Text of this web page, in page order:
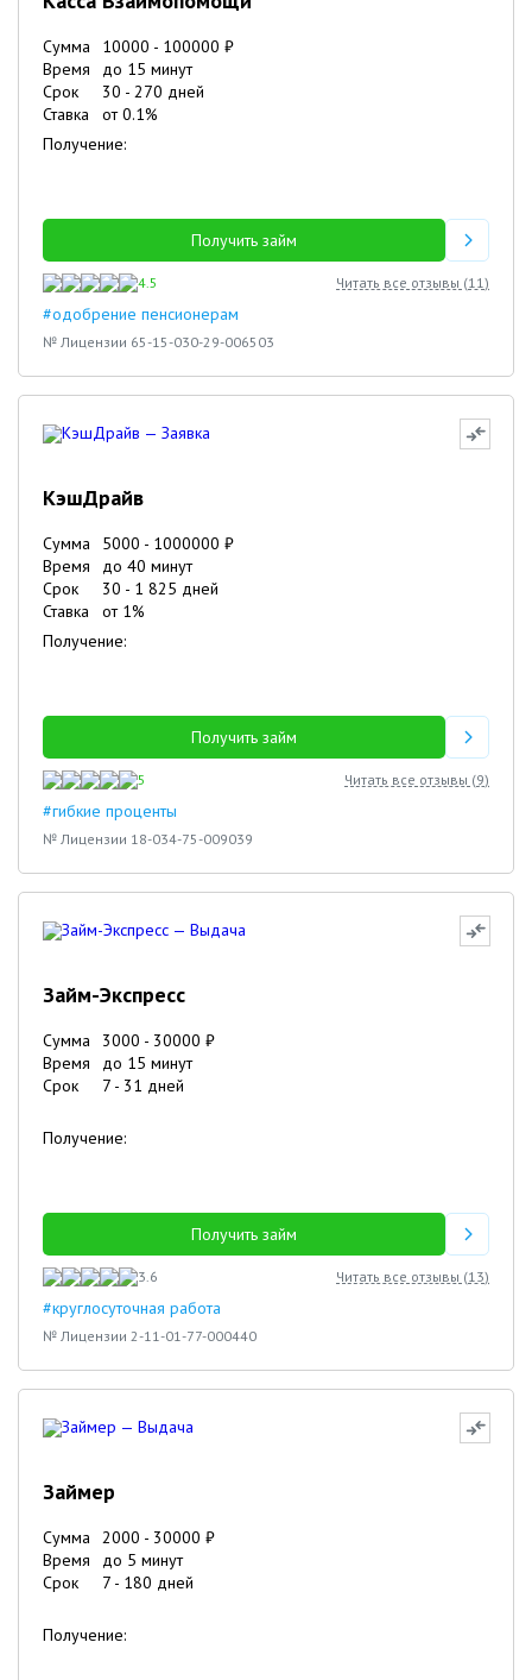
Сумма 10000 - 100000 ₽
Время
до 15 минут
Срок
30 - 270 дней
Ставка
от0.1%
Получение:
Получить займ
4.5 Читать все отзывы (11)
#одобрение пенсионерам
№ Лицензии 65-15-030-29-006503
КэшДрайв
Сумма 5000 - 1000000 ₽
Время
до 40 минут
Срок
30 - 1 825 дней
Ставка
от 1%
Получение:
Получить займ
5 Читать все отзывы (9)
#гибкие проценты
№ Лицензии 18-034-75-009039
Займ-Экспресс
Сумма 3000 - 30000 ₽
Время
до 15 минут
Срок
7 - 31 дней
Получение:
Получить займ
3.6 Читать все отзывы (13)
#круглосуточная работа
№ Лицензии 2-11-01-77-000440
Займер
Сумма 2000 - 30000 ₽
Время
до 5 минут
Срок
7 - 180 дней
Получение: